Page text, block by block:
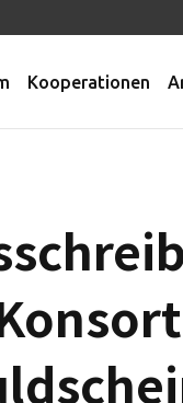
Kooperationen